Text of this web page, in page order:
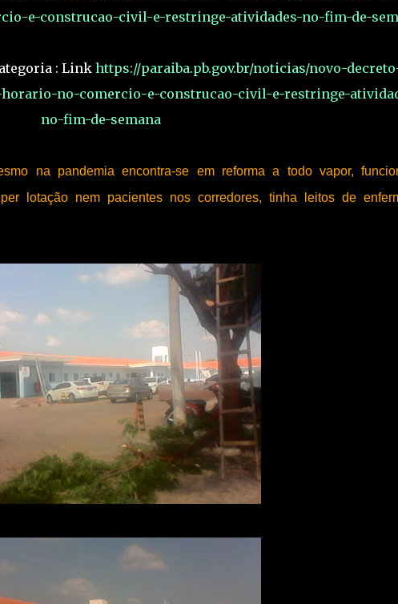
e-construcao-civil-e-restringe-atividades-no-fim-de-
: Link https://paraiba.pb.gov.br/noticias/novo-
no-comercio-e-construcao-civil-e-restringe-
no-fim-de-semana
na pandemia encontra-se em reforma a todo vapor,
lotação nem pacientes nos corredores, tinha leitos de